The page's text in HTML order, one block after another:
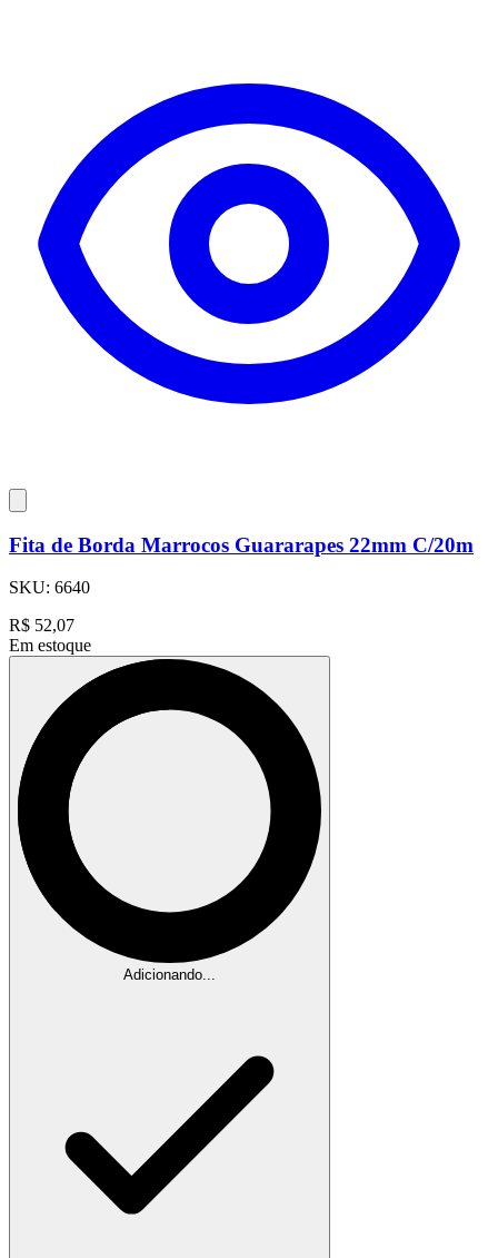
Fita de Borda Marrocos Guararapes 22mm C/20m
SKU: 6640
R$ 52,07
Em estoque
Adicionando...